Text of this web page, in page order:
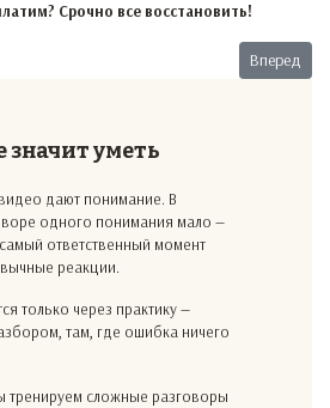
Срочно все восстановить!
Вперед
значит уметь
дают понимание. В
одного понимания мало —
ответственный момент
реакции.
только через практику —
там, где ошибка ничего
тренируем сложные разговоры